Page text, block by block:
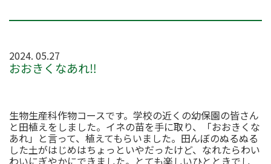
2024. 05.27
おおきくなあれ‼
生物生産科作物コースです。学校の近くの幼保園の皆さん
と田植えをしました。イネの苗を手に取り、「おおきくな
あれ」と言って、植えてもらいました。田んぼのぬるぬる
した土がはじめはちょっといやだったけど、なれたらわい